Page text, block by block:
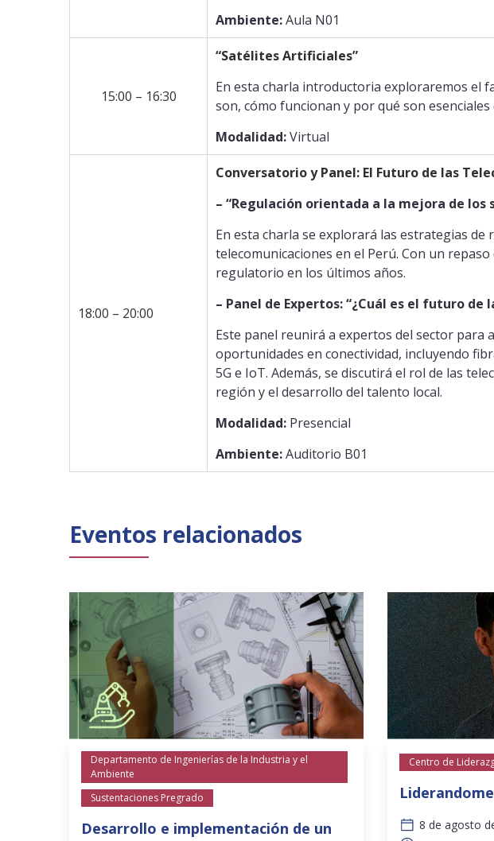
Ambiente:Aula N01
15:00 – 16:30
“Satélites Artificiales”
En esta charla introductoria exploraremos el
son, cómo funcionan y por qué son
Modalidad:Virtual
18:00 – 20:00
Conversatorio y Panel: El Futuro de las
– “Regulación orientada a la mejora de los
En esta charla se explorará las estrategias de
telecomunicaciones en el Perú. Con un
regulatorio en los últimos años.
– Panel de Expertos: “¿Cuál es el futuro
Este panel reunirá a expertos del sector para
oportunidades en conectividad, incluyendo
5G e IoT. Además, se discutirá el rol de las
región y el desarrollo del talento local.
Modalidad: Presencial
Ambiente:Auditorio B01
Eventos relacionados
Departamento de Ingenierías de la Industria y el
Ambiente
Sustentaciones Pregrado
Desarrollo e implementación de un
Centro de
8 de agosto